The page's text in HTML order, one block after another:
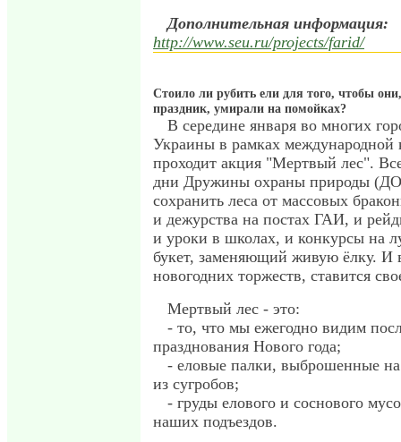
Дополнительная информация:
http://www.seu.ru/projects/farid/
Стоило ли рубить ели для того, чтобы
праздник, умирали на помойках?
В середине января во многих
Украины в рамках
проходит акция "Мертвый лес".
дни Дружины охраны природы
сохранить леса от массовых
и дежурства на постах ГАИ, и
и уроки в школах, и конкурсы на
букет, заменяющий живую ёлку. И
новогодних торжеств, ставится
Мертвый лес - это:
- то, что мы ежегодно видим
празднования Нового года;
- еловые палки, выброшенные
из сугробов;
- груды елового и соснового
наших подъездов.